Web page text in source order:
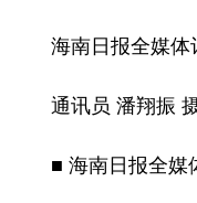
海南日报全媒体
通讯员 潘翔振
■ 海南日报全媒